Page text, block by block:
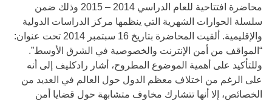
محاضرة افتتاحية للعام الدراسي 2014 – 2015 وذلك ضمن
سلسلة الحوارات الشهرية التي ينظمها مركز الدراسات الدولية
والإقليمية. ألقيت المحاضرة بتاريخ 16 سبتمبر 2014 تحت عنوان:
“المواقف من أمن الإنترنت والخصوصية في الشرق الأوسط”.
وللتأكيد على أهمية الموضوع المطروح، أشار رادكليف إلى أنه
على الرغم من اختلاف معظم الدول حول العالم في العديد من
الخصائص، إلا أنها تتشارك مخاوف متشابهة حول قضايا أمن